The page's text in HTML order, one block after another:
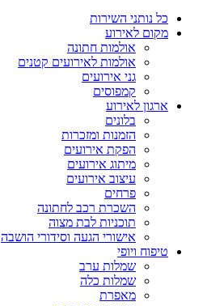
כל נותני השירות
מקום לאירוע
אולמות חתונה
אולמות לאירועים קטנים
גני אירועים
קמפוסים
ארגון לאירוע
בלונים
הזמנות ומזכרות
הפקת אירועים
מיתוג אירועים
עיצוב אירועים
פרחים
השכרת רכב לחתונה
תוכניות לבת מצוה
אישורי הגעה וסידורי הושבה
טיפוח ויופי
שמלות ערב
שמלות כלה
מאפרת